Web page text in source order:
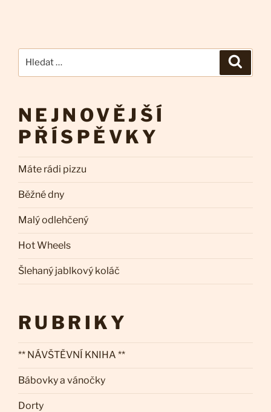
NEJNOVĚJŠÍ
PŘÍSPĚVKY
Máte rádi pizzu
Běžné dny
Malý odlehčený
Hot Wheels
Šlehaný jablkový koláč
RUBRIKY
** NÁVŠTĚVNÍ KNIHA **
Bábovky a vánočky
Dorty